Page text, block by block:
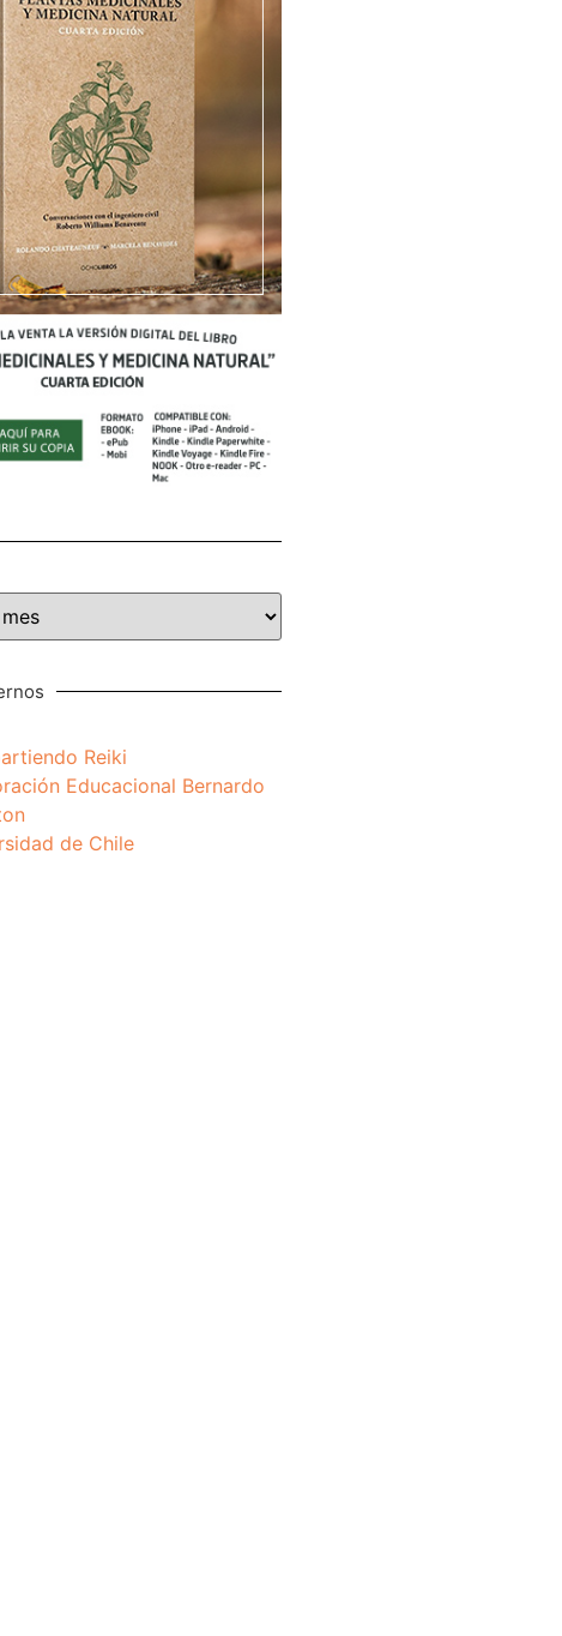
Reiki
Educacional Bernardo
de Chile